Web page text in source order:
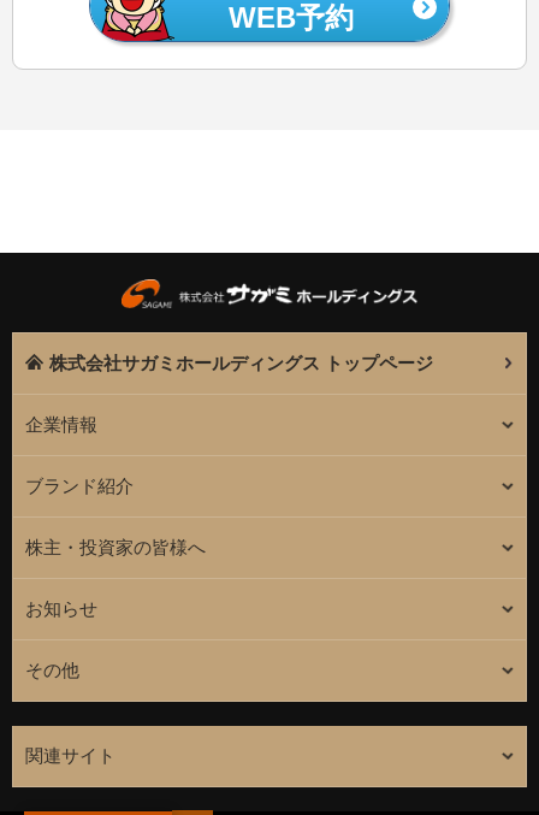
WEB予約
株式会社サガミホールディングス トップページ
企業情報
ブランド紹介
株主・投資家の皆様へ
お知らせ
その他
関連サイト